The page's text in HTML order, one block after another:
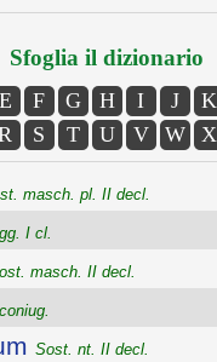
Sfoglia il dizionario
E F G H I J K
S T U V W X
masch. pl. II decl.
I cl.
masch. II decl.
Sost. nt. II decl.